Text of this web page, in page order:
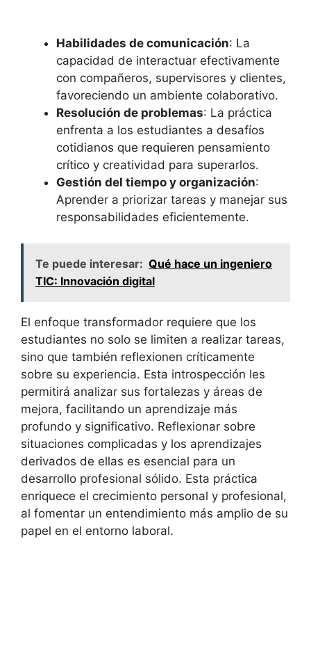
Habilidades de⁤ comunicación: La
capacidad de ​interactuar efectivamente
con compañeros, supervisores⁣ y clientes,
favoreciendo un ambiente colaborativo.
Resolución de⁢ problemas: La⁤ práctica
enfrenta a los estudiantes a​ desafíos
cotidianos que requieren ⁣pensamiento
crítico y creatividad para superarlos.
Gestión‌ del⁣ tiempo y organización:‌
Aprender a priorizar tareas y manejar‌ sus‍
responsabilidades eficientemente.
Te puede interesar: Qué hace un ingeniero
TIC: Innovación digital
El enfoque transformador requiere⁣ que los ​
estudiantes no solo se ⁣limiten a realizar⁣ tareas,
‍sino que‍ también reflexionen críticamente
sobre ‌su experiencia.⁣ Esta introspección les⁣
permitirá analizar sus fortalezas⁣ y áreas de
mejora, facilitando un‌ aprendizaje más
profundo ⁣y significativo. Reflexionar sobre
situaciones complicadas y los aprendizajes
derivados de ‍ellas es esencial para un
desarrollo profesional sólido. Esta práctica
enriquece el⁢ crecimiento personal y profesional,
al fomentar‌ un entendimiento ⁣más amplio de ⁤su‌
papel en ⁢el entorno ​laboral.